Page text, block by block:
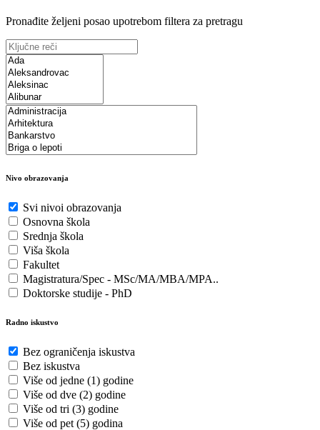
Pronađite željeni posao upotrebom filtera za pretragu
Nivo obrazovanja
Svi nivoi obrazovanja
Osnovna škola
Srednja škola
Viša škola
Fakultet
Magistratura/Spec - MSc/MA/MBA/MPA..
Doktorske studije - PhD
Radno iskustvo
Bez ograničenja iskustva
Bez iskustva
Više od jedne (1) godine
Više od dve (2) godine
Više od tri (3) godine
Više od pet (5) godina